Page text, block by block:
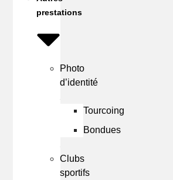
prestations
Photo
d’identité
Tourcoing
Bondues
Clubs
sportifs